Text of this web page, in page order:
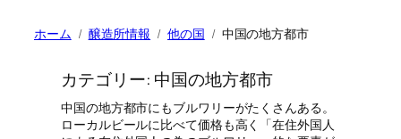
ホーム 醸造所情報 他の国 中国の地方都市
カテゴリー: 中国の地方都市
中国の地方都市にもブルワリーがたくさんある。
ローカルビールに比べて価格も高く「在住外国人